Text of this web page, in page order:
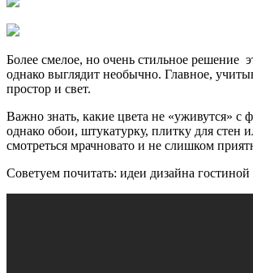
Более смелое, но очень стильное решение
однако выглядит необычно. Главное,
простор и свет.
Важно знать, какие цвета не «уживутся» с
однако обои, штукатурку, плитку для стен
смотреться мрачновато и не слишком
Советуем почитать: идеи дизайна